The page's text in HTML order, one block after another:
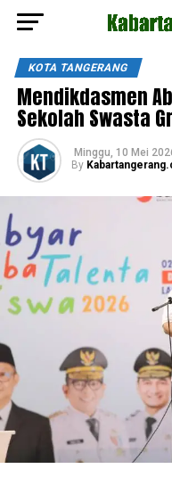
KOTA TANGERANG
Mendikdasmen
Sekolah Swasta
Minggu, 10 Mei
By